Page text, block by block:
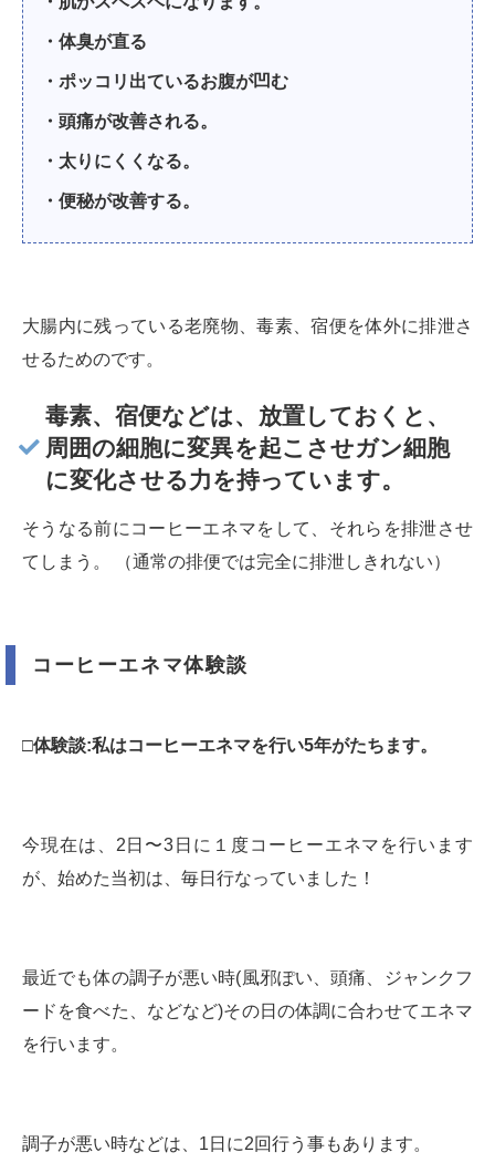
・体臭が直る
・ポッコリ出ているお腹が凹む
・頭痛が改善される。
・太りにくくなる。
・便秘が改善する。
大腸内に残っている老廃物、毒素、宿便を体外に排泄さ
せるためのです。
毒素、宿便などは、放置しておくと、
周囲の細胞に変異を起こさせガン細胞
に変化させる力を持っています。
そうなる前にコーヒーエネマをして、それらを排泄させ
てしまう。 （通常の排便では完全に排泄しきれない）
コーヒーエネマ体験談
□体験談:私はコーヒーエネマを行い5年がたちます。
今現在は、2日〜3日に１度コーヒーエネマを行います
が、始めた当初は、毎日行なっていました！
最近でも体の調子が悪い時(風邪ぽい、頭痛、ジャンクフ
ードを食べた、などなど)その日の体調に合わせてエネマ
を行います。
調子が悪い時などは、1日に2回行う事もあります。